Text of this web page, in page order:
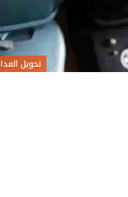
تحويل